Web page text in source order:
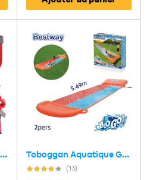
Kit de Costume Cosplay de Pompier pour Enfants Toboggan Aquatique Gonflable 2 Personnes 549cm Bestway 52255
(13)